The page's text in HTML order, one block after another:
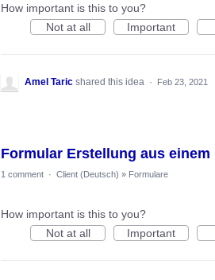
How important is this to you?
Not at all
Important
Amel Taric shared this idea · Feb 23, 2021
Formular Erstellung aus einem
1 comment · Client (Deutsch) » Formulare
How important is this to you?
Not at all
Important